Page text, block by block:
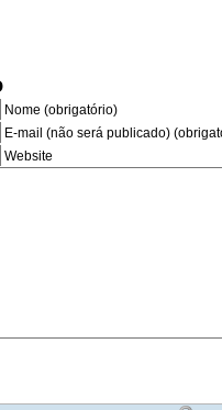
Nome (obrigatório)
E-mail (não será publicado)
Website